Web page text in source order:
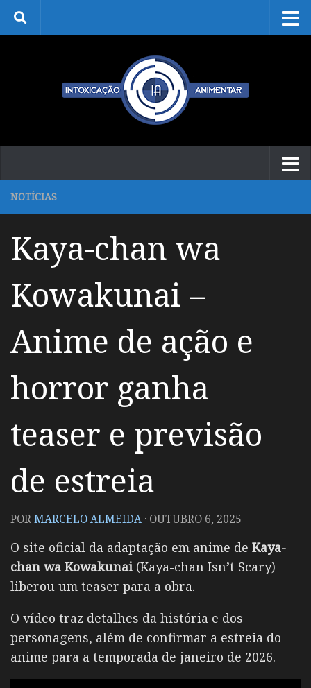
Skip to content
NOTÍCIAS
Kaya-chan wa
Kowakunai –
Anime de ação e
horror ganha
teaser e previsão
de estreia
PORMARCELO ALMEIDA · OUTUBRO 6, 2025
O site oficial da adaptação em anime de Kaya-
chan wa Kowakunai(Kaya-chan Isn’t Scary)
liberou um teaser para a obra.
O vídeo traz detalhes da história e dos
personagens, além de confirmar a estreia do
anime para a temporada de janeiro de 2026.